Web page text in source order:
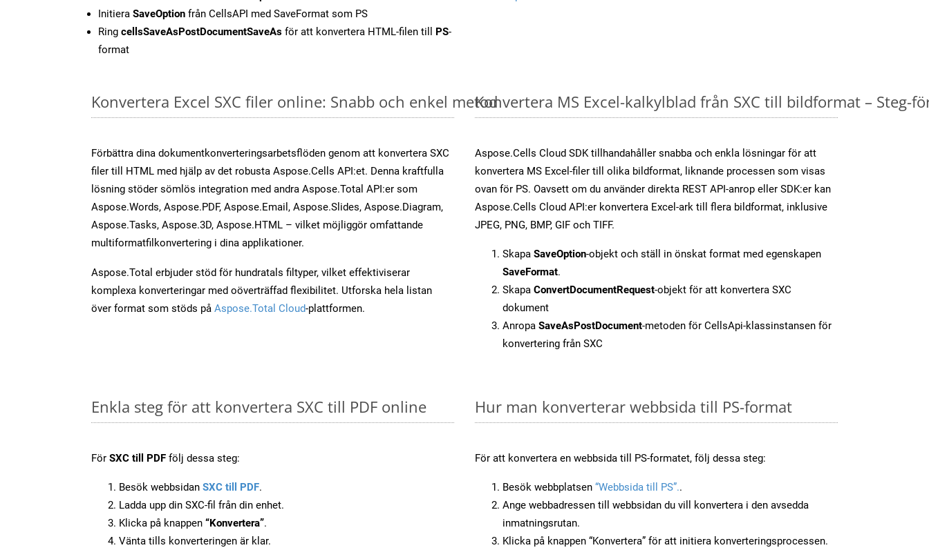
Initiera SaveOption från CellsAPI med SaveFormat som PS
Ring cellsSaveAsPostDocumentSaveAs för att konvertera HTML-filen till PS-
format
Konvertera Excel SXC filer online: Snabb och enkel metod
Förbättra dina dokumentkonverteringsarbetsflöden genom att konvertera SXC
filer till HTML med hjälp av det robusta Aspose.Cells API:et. Denna kraftfulla
lösning stöder sömlös integration med andra Aspose.Total API:er som
Aspose.Words, Aspose.PDF, Aspose.Email, Aspose.Slides, Aspose.Diagram,
Aspose.Tasks, Aspose.3D, Aspose.HTML – vilket möjliggör omfattande
multiformatfilkonvertering i dina applikationer.
Aspose.Total erbjuder stöd för hundratals filtyper, vilket effektiviserar
komplexa konverteringar med oöverträffad flexibilitet. Utforska hela listan
över format som stöds på Aspose.Total Cloud-plattformen.
Konvertera MS Excel-kalkylblad från SXC till bildformat – Steg-
Aspose.Cells Cloud SDK tillhandahåller snabba och enkla lösningar för att
konvertera MS Excel-filer till olika bildformat, liknande processen som visas
ovan för PS. Oavsett om du använder direkta REST API-anrop eller SDK:er kan
Aspose.Cells Cloud API:er konvertera Excel-ark till flera bildformat, inklusive
JPEG, PNG, BMP, GIF och TIFF.
Skapa SaveOption-objekt och ställ in önskat format med egenskapen
SaveFormat.
Skapa ConvertDocumentRequest-objekt för att konvertera SXC
dokument
Anropa SaveAsPostDocument-metoden för CellsApi-klassinstansen för
konvertering från SXC
Enkla steg för att konvertera SXC till PDF online
För SXC till PDF följ dessa steg:
Besök webbsidan SXC till PDF.
Ladda upp din SXC-fil från din enhet.
Klicka på knappen “Konvertera”.
Vänta tills konverteringen är klar.
Hur man konverterar webbsida till PS-format
För att konvertera en webbsida till PS-formatet, följ dessa steg:
Besök webbplatsen “Webbsida till PS”..
Ange webbadressen till webbsidan du vill konvertera i den avsedda
inmatningsrutan.
Klicka på knappen “Konvertera” för att initiera konverteringsprocessen.